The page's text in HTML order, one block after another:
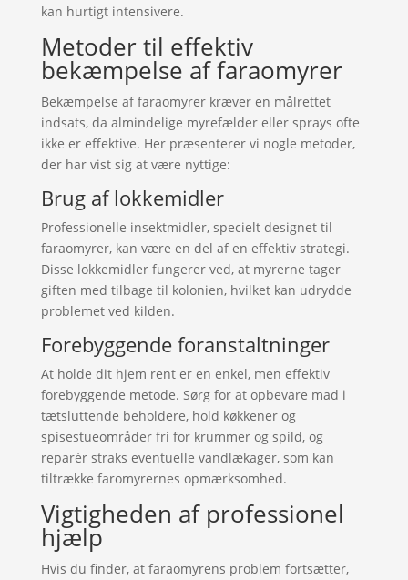
kan hurtigt intensivere.
Metoder til effektiv
bekæmpelse af faraomyrer
Bekæmpelse af faraomyrer kræver en målrettet
indsats, da almindelige myrefælder eller sprays ofte
ikke er effektive. Her præsenterer vi nogle metoder,
der har vist sig at være nyttige:
Brug af lokkemidler
Professionelle insektmidler, specielt designet til
faraomyrer, kan være en del af en effektiv strategi.
Disse lokkemidler fungerer ved, at myrerne tager
giften med tilbage til kolonien, hvilket kan udrydde
problemet ved kilden.
Forebyggende foranstaltninger
At holde dit hjem rent er en enkel, men effektiv
forebyggende metode. Sørg for at opbevare mad i
tætsluttende beholdere, hold køkkener og
spisestueområder fri for krummer og spild, og
reparér straks eventuelle vandlækager, som kan
tiltrække faromyrernes opmærksomhed.
Vigtigheden af professionel
hjælp
Hvis du finder, at faraomyrens problem fortsætter,